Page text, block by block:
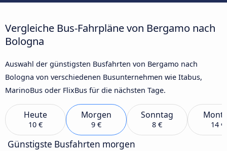
Vergleiche Bus-Fahrpläne von Bergamo nach
Bologna
Auswahl der günstigsten Busfahrten von Bergamo nach
Bologna von verschiedenen Busunternehmen wie Itabus,
MarinoBus oder FlixBus für die nächsten Tage.
Heute
10 €
Morgen
9 €
Sonntag
8 € 14 €
Günstigste Busfahrten morgen